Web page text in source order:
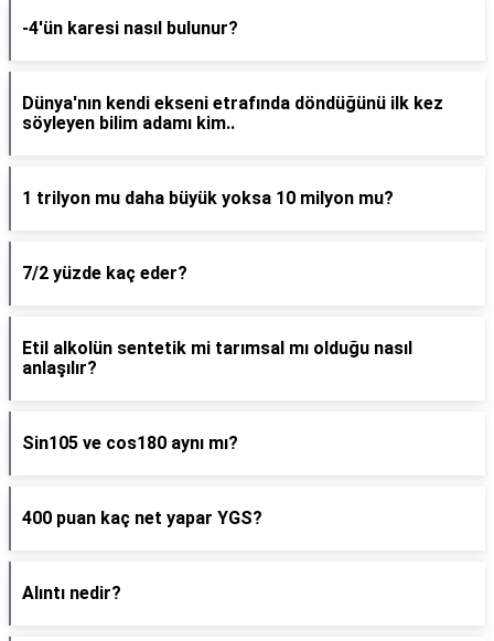
-4'ün karesi nasıl bulunur?
Dünya'nın kendi ekseni etrafında döndüğünü ilk kez
söyleyen bilim adamı kim..
1 trilyon mu daha büyük yoksa 10 milyon mu?
7/2 yüzde kaç eder?
Etil alkolün sentetik mi tarımsal mı olduğu nasıl
anlaşılır?
Sin105 ve cos180 aynı mı?
400 puan kaç net yapar YGS?
Alıntı nedir?